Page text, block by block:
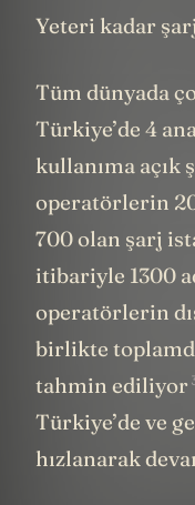
Yeteri kadar
Tüm dünyada
Türkiye’de 4
kullanıma açık
operatörlerin
700 olan şarj
itibariyle 1300
operatörlerin
birlikte
tahmin ediliyor
Türkiye’de ve
hızlanarak